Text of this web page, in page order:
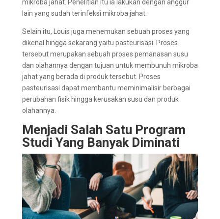
mikroba jahat. Penelitian itu ia lakukan dengan anggur
lain yang sudah terinfeksi mikroba jahat.
Selain itu, Louis juga menemukan sebuah proses yang
dikenal hingga sekarang yaitu pasteurisasi. Proses
tersebut merupakan sebuah proses pemanasan susu
dan olahannya dengan tujuan untuk membunuh mikroba
jahat yang berada di produk tersebut. Proses
pasteurisasi dapat membantu meminimalisir berbagai
perubahan fisik hingga kerusakan susu dan produk
olahannya.
Menjadi Salah Satu Program
Studi Yang Banyak Diminati